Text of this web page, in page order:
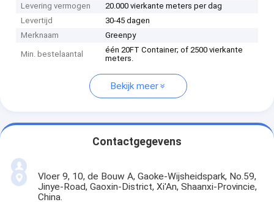
Levering vermogen
20.000 vierkante meters per dag
Levertijd
30-45 dagen
Merknaam
Greenpy
Min. bestelaantal
één 20FT Container; of 2500 vierkante
meters.
Bekijk meer
Contactgegevens
Vloer 9, 10, de Bouw A, Gaoke-Wijsheidspark, No.59,
Jinye-Road, Gaoxin-District, Xi'An, Shaanxi-Provincie,
China.